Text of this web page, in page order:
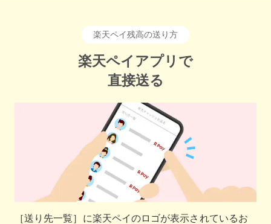
楽天ペイ残高の送り方
楽天ペイアプリで
直接送る
［送り先一覧］に楽天ペイのロゴが表示されているお